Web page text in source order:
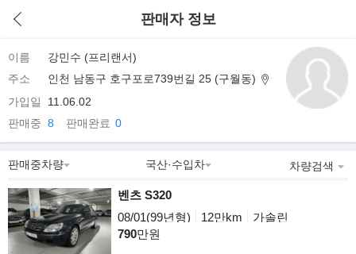
판매자 정보
이름
강민수 (프리랜서)
주소
인천 남동구 호구포로739번길 25 (구월동)
가입일
11.06.02
판매중 8 판매완료 0
차량검색
벤츠 S320
08/01(99년형)
12만km
가솔린
790만원